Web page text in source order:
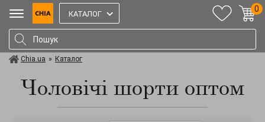
КАТАЛОГ
0
Chia.ua » Каталог
Чоловічі шорти оптом